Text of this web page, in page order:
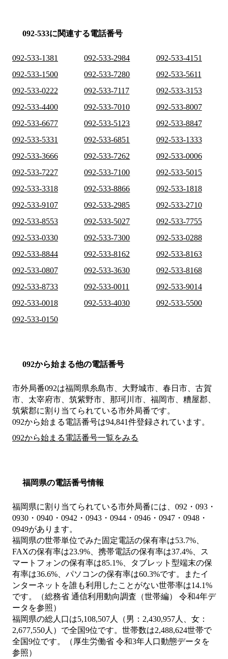
092-533に関連する電話番号
092-533-1381 092-533-2984
092-533-4151
092-533-1500
092-533-7280
092-533-5611
092-533-0222
092-533-7117
092-533-3153
092-533-4400
092-533-7010
092-533-8007
092-533-6677
092-533-5123
092-533-8847
092-533-5331
092-533-6851
092-533-1333
092-533-3666
092-533-7262
092-533-0006
092-533-7227
092-533-7100
092-533-5015
092-533-3318
092-533-8866
092-533-1818
092-533-9107
092-533-2985
092-533-2710
092-533-8553
092-533-5027
092-533-7755
092-533-0330
092-533-7300
092-533-0288
092-533-8844
092-533-8162
092-533-8163
092-533-0807
092-533-3630
092-533-8168
092-533-8733
092-533-0011
092-533-9014
092-533-0018
092-533-4030
092-533-5500
092-533-0150
092から始まる他の電話番号
市外局番092は福岡県糸島市、大野城市、春日市、古賀
市、太宰府市、筑紫野市、那珂川市、福岡市、糟屋郡、
筑紫郡に割り当てられている市外局番です。
092から始まる電話番号は94,841件登録されています。
092から始まる電話番号一覧をみる
福岡県の電話番号情報
福岡県に割り当てられている市外局番には、092・093・
0930・0940・0942・0943・0944・0946・0947・0948・
0949があります。
福岡県の世帯単位でみた固定電話の保有率は53.7%、
FAXの保有率は23.9%、携帯電話の保有率は37.4%、ス
マートフォンの保有率は85.1%、タブレット型端末の保
有率は36.6%、パソコンの保有率は60.3%です。またイ
ンターネットを誰も利用したことがない世帯率は14.1%
です。（総務省 通信利用動向調査（世帯編） 令和4年デ
ータを参照）
福岡県の総人口は5,108,507人（男：2,430,957人、女：
2,677,550人）で全国9位です。世帯数は2,488,624世帯で
全国9位です。（厚生労働省 令和3年人口動態データを
参照）